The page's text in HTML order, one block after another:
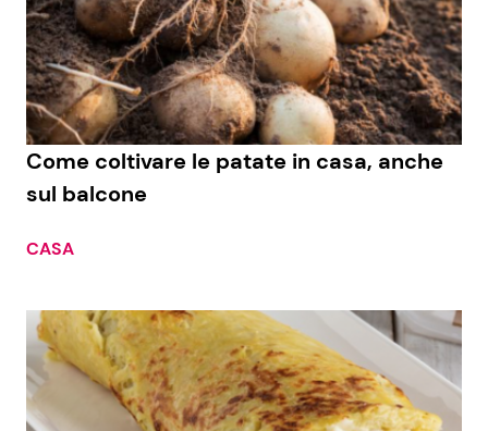
Info
Chi siamo
Disclaimer e Privacy
Redazione
Privacy Policy
Come coltivare le patate in casa, anche
sul balcone
CASA